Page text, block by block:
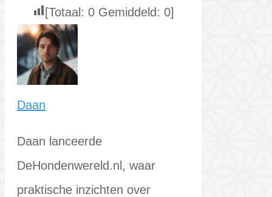
[Totaal: 0Gemiddeld: 0]
Daan
Daan lanceerde
DeHondenwereld.nl, waar
praktische inzichten over